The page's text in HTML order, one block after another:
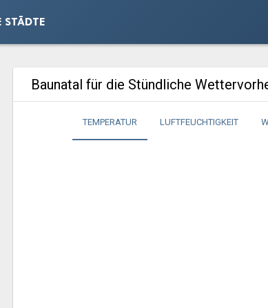
STÄDTE
Baunatal für die Stündliche
TEMPERATUR LUFTFEUCHTIGKEIT